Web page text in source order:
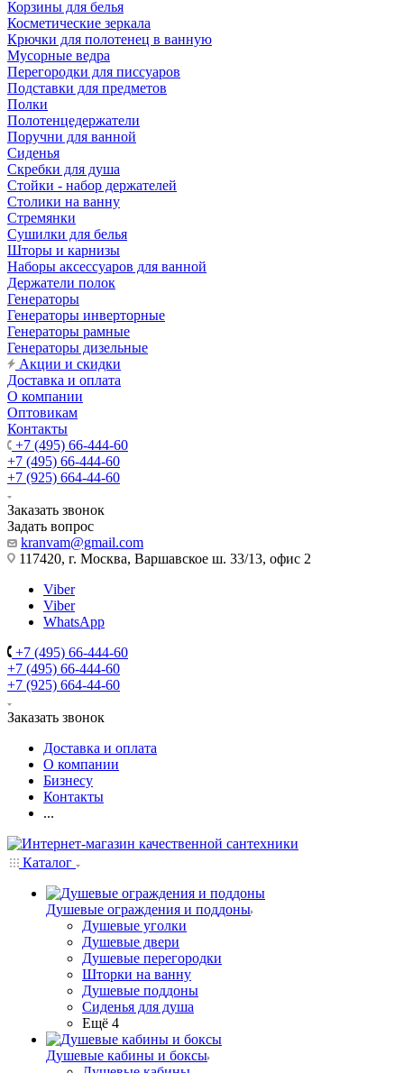
Корзины для белья
Косметические зеркала
Крючки для полотенец в ванную
Мусорные ведра
Перегородки для писсуаров
Подставки для предметов
Полки
Полотенцедержатели
Поручни для ванной
Сиденья
Скребки для душа
Стойки - набор держателей
Столики на ванну
Стремянки
Сушилки для белья
Шторы и карнизы
Наборы аксессуаров для ванной
Держатели полок
Генераторы
Генераторы инверторные
Генераторы рамные
Генераторы дизельные
Акции и скидки
Доставка и оплата
О компании
Оптовикам
Контакты
+7 (495) 66-444-60
+7 (495) 66-444-60
+7 (925) 664-44-60
Заказать звонок
Задать вопрос
kranvam@gmail.com
117420, г. Москва, Варшавское ш. 33/13, офис 2
Viber
Viber
WhatsApp
+7 (495) 66-444-60
+7 (495) 66-444-60
+7 (925) 664-44-60
Заказать звонок
Доставка и оплата
О компании
Бизнесу
Контакты
...
Каталог
Душевые ограждения и поддоны
Душевые уголки
Душевые двери
Душевые перегородки
Шторки на ванну
Душевые поддоны
Сиденья для душа
Ещё 4
Душевые кабины и боксы